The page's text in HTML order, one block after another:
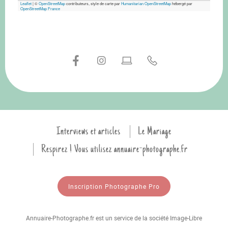
Leaflet|©OpenStreetMapcontributeurs, style de carte parHumanitarian OpenStreetMaphébergé par
OpenStreetMap France
Interviews et articles
Le Mariage
Respirez ! Vous utilisez annuaire-photographe.fr
Inscription Photographe Pro
Annuaire-Photographe.fr est un service de la société Image-Libre